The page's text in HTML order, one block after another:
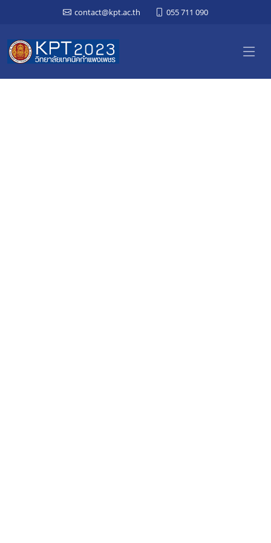
contact@kpt.ac.th 055 711 090